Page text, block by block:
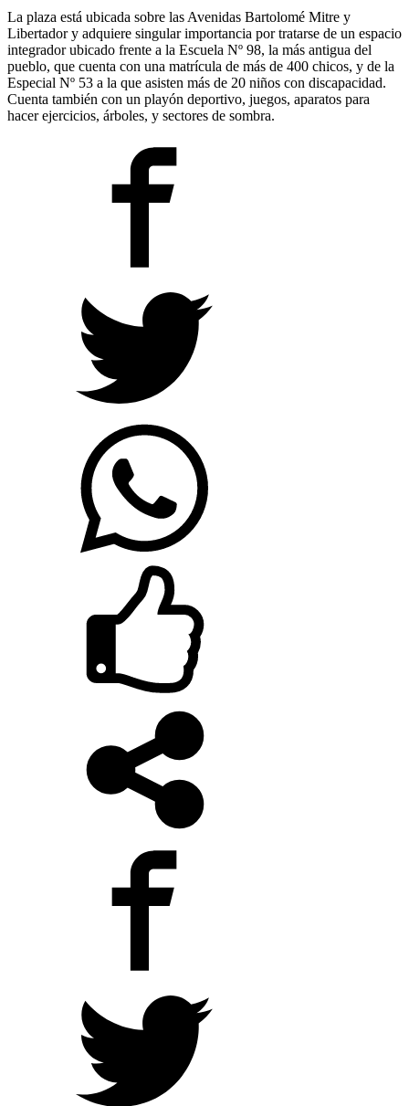
La plaza está ubicada sobre las Avenidas Bartolomé Mitre y
Libertador y adquiere singular importancia por tratarse de un espacio
integrador ubicado frente a la Escuela Nº 98, la más antigua del
pueblo, que cuenta con una matrícula de más de 400 chicos, y de la
Especial Nº 53 a la que asisten más de 20 niños con discapacidad.
Cuenta también con un playón deportivo, juegos, aparatos para
hacer ejercicios, árboles, y sectores de sombra.